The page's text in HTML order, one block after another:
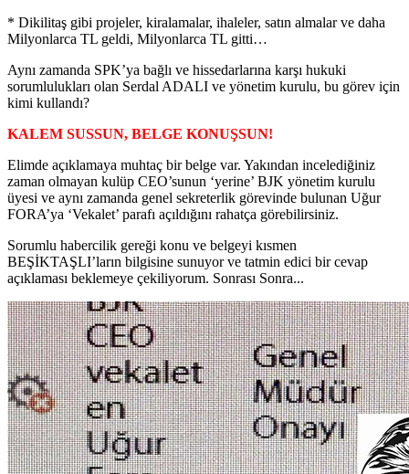
* Dikilitaş gibi projeler, kiralamalar, ihaleler, satın almalar ve daha
Milyonlarca TL geldi, Milyonlarca TL gitti…
Aynı zamanda SPK’ya bağlı ve hissedarlarına karşı hukuki
sorumlulukları olan Serdal ADALI ve yönetim kurulu, bu görev için
kimi kullandı?
KALEM SUSSUN, BELGE KONUŞSUN!
Elimde açıklamaya muhtaç bir belge var. Yakından incelediğiniz
zaman olmayan kulüp CEO’sunun ‘yerine’ BJK yönetim kurulu
üyesi ve aynı zamanda genel sekreterlik görevinde bulunan Uğur
FORA’ya ‘Vekalet’ parafı açıldığını rahatça görebilirsiniz.
Sorumlu habercilik gereği konu ve belgeyi kısmen
BEŞİKTAŞLI’ların bilgisine sunuyor ve tatmin edici bir cevap
açıklaması beklemeye çekiliyorum. Sonrası Sonra...